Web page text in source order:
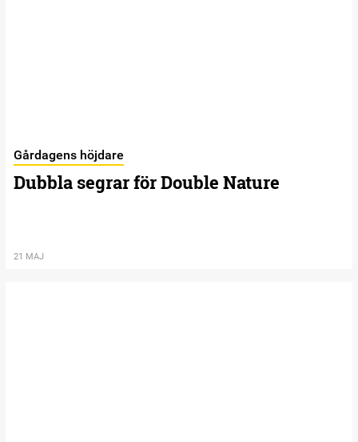
Gårdagens höjdare
Dubbla segrar för Double Nature
21 MAJ